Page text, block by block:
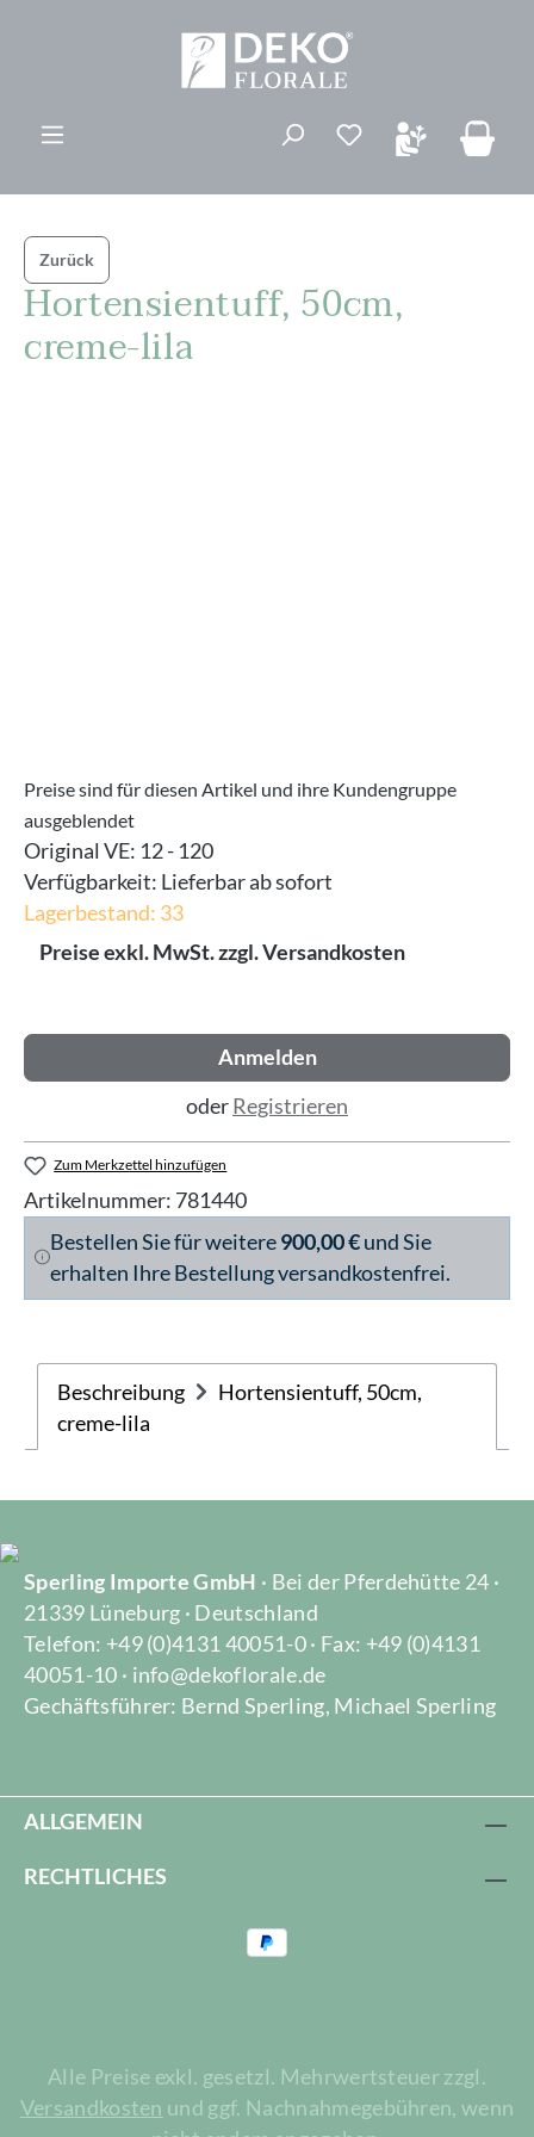
Du hast 0
Zurück
Hortensientuff, 50cm,
creme-lila
Preise sind für diesen Artikel und ihre Kundengruppe
ausgeblendet
Original VE: 12 - 120
Verfügbarkeit: Lieferbar ab sofort
Lagerbestand: 33
Preise exkl. MwSt. zzgl. Versandkosten
Anmelden
oderRegistrieren
Zum Merkzettel hinzufügen
Artikelnummer: 781440
Bestellen Sie für weitere900,00 €und Sie
erhalten Ihre Bestellung versandkostenfrei.
Beschreibung
Hortensientuff, 50cm,
creme-lila
Sperling Importe GmbH · Bei der Pferdehütte 24 ·
21339 Lüneburg · Deutschland
Telefon: +49 (0)4131 40051-0 · Fax: +49 (0)4131
40051-10 · info@dekoflorale.de
Gechäftsführer: Bernd Sperling, Michael Sperling
ALLGEMEIN
RECHTLICHES
Alle Preise exkl. gesetzl. Mehrwertsteuer zzgl.
Versandkosten und ggf. Nachnahmegebühren, wenn